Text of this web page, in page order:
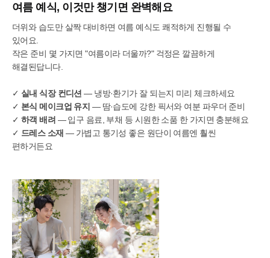
여름 예식, 이것만 챙기면 완벽해요
더위와 습도만 살짝 대비하면 여름 예식도 쾌적하게 진행될 수
있어요.
작은 준비 몇 가지면 "여름이라 더울까?" 걱정은 깔끔하게
해결된답니다.
✓ 실내 식장 컨디션 — 냉방·환기가 잘 되는지 미리 체크하세요
✓ 본식 메이크업 유지 — 땀·습도에 강한 픽서와 여분 파우더 준비
✓ 하객 배려 — 입구 음료, 부채 등 시원한 소품 한 가지면 충분해요
✓ 드레스 소재 — 가볍고 통기성 좋은 원단이 여름엔 훨씬
편하거든요